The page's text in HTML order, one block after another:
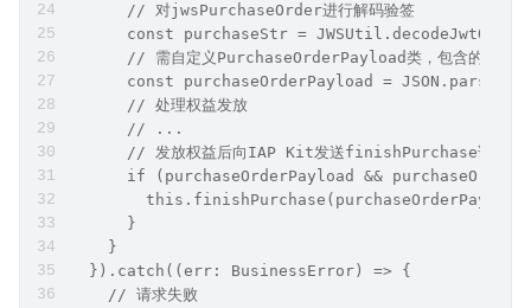
      // 对jwsPurchaseOrder进行解码验签
const purchaseStr =
// 需自定义PurchaseOrderPayload类，包含的信息
const purchaseOrderPayload =
      // 处理权益发放
      // ...
// 发放权益后向IAP Kit发送finishPurchase请求，
if (purchaseOrderPayload &&
      }
    }
  }).catch((err: BusinessError) => {
    // 请求失败